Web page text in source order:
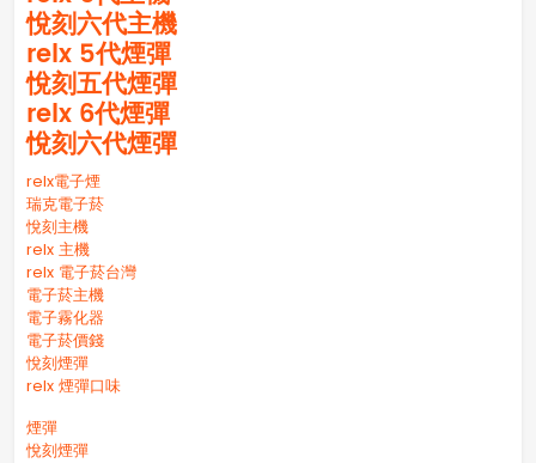
悅刻六代主機
relx 5代煙彈
悅刻五代煙彈
relx 6代煙彈
悅刻六代煙彈
relx電子煙
瑞克電子菸
悅刻主機
relx 主機
relx 電子菸台灣
電子菸主機
電子霧化器
電子菸價錢
悅刻煙彈
relx 煙彈口味
煙彈
悅刻煙彈